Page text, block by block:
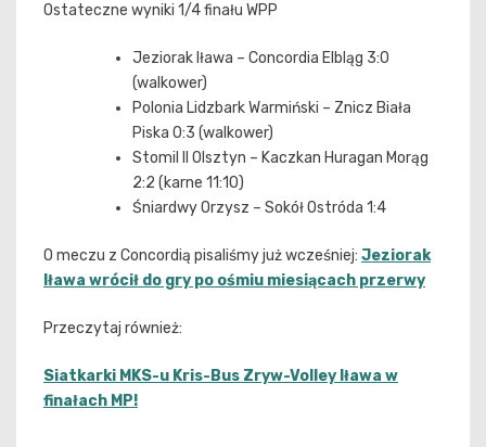
Ostateczne wyniki 1/4 finału WPP
Jeziorak Iława – Concordia Elbląg 3:0
(walkower)
Polonia Lidzbark Warmiński – Znicz Biała
Piska 0:3 (walkower)
Stomil II Olsztyn – Kaczkan Huragan Morąg
2:2 (karne 11:10)
Śniardwy Orzysz – Sokół Ostróda 1:4
O meczu z Concordią pisaliśmy już wcześniej: Jeziorak
Iława wrócił do gry po ośmiu miesiącach przerwy
Przeczytaj również:
Siatkarki MKS-u Kris-Bus Zryw-Volley Iława w
finałach MP!